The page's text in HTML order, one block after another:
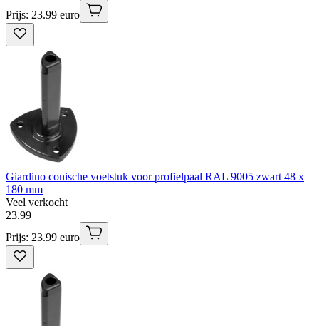
Prijs: 23.99 euro
Giardino conische voetstuk voor profielpaal RAL 9005 zwart 48 x
180 mm
Veel verkocht
23.99
Prijs: 23.99 euro